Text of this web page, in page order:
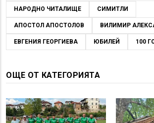
НАРОДНО ЧИТАЛИЩЕ СИМИТЛИ
АПОСТОЛ АПОСТОЛОВ ВИЛИМИР
ЕВГЕНИЯ ГЕОРГИЕВА ЮБИЛЕЙ 100
ОЩЕ ОТ КАТЕГОРИЯТА